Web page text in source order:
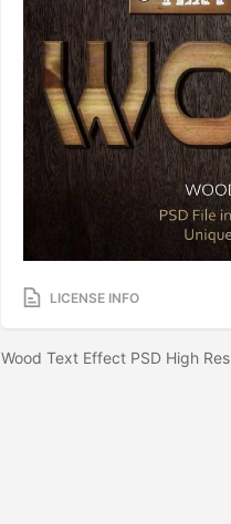
LICENSE INFO
Wood Text Effect PSD High